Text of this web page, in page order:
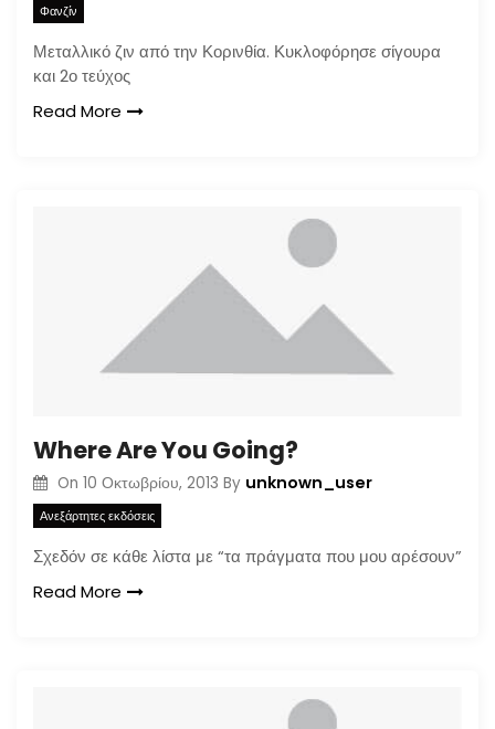
Φανζίν
Μεταλλικό ζιν από την Κορινθία. Κυκλοφόρησε σίγουρα
και 2ο τεύχος
Read More
Where Are You Going?
On 10 Οκτωβρίου, 2013 By unknown_user
Ανεξάρτητες εκδόσεις
Σχεδόν σε κάθε λίστα με “τα πράγματα που μου αρέσουν”
Read More